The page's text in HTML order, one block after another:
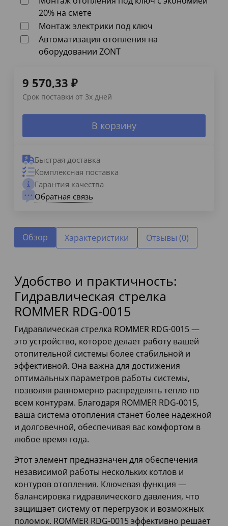
20% на смете
Монтаж электрики под ключ
Автоматизация отопления на
оборудовании ZONT
9 570,33 ₽
Срок поставки от 3х дней
В корзину
Быстрая доставка
Комплексная поставка
Гарантия качества
Обратная связь
Обзор Характеристики Отзывы (0)
Удобство и практичность:
Гидравлическая стрелка
ROMMER RDG-0015
Гидравлическая стрелка ROMMER RDG-0015 —
это устройство, которое делает работу вашей
отопительной системы более стабильной и
эффективной. Она важна для достижения
оптимальных параметров работы системы,
позволяя равномерно распределять тепло по
всем контурам. Благодаря ROMMER RDG-0015,
ваша система отопления станет более надежной
и долговечной, обеспечивая вас комфортом в
любое время года.
Этот элемент предназначен для обеспечения
независимой работы нескольких котлов и
контуров отопления. Ключевая функция —
балансировка гидравлического давления, что
защищает систему от перегрузок и возможных
поломок. ROMMER RDG-0015 эффективно решает